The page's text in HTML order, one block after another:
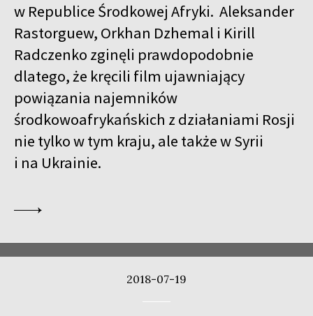
w Republice Środkowej Afryki. Aleksander
Rastorguew, Orkhan Dzhemal i Kirill
Radczenko zginęli prawdopodobnie
dlatego, że kręcili film ujawniający
powiązania najemników
środkowoafrykańskich z działaniami Rosji
nie tylko w tym kraju, ale także w Syrii
i na Ukrainie.
2018-07-19